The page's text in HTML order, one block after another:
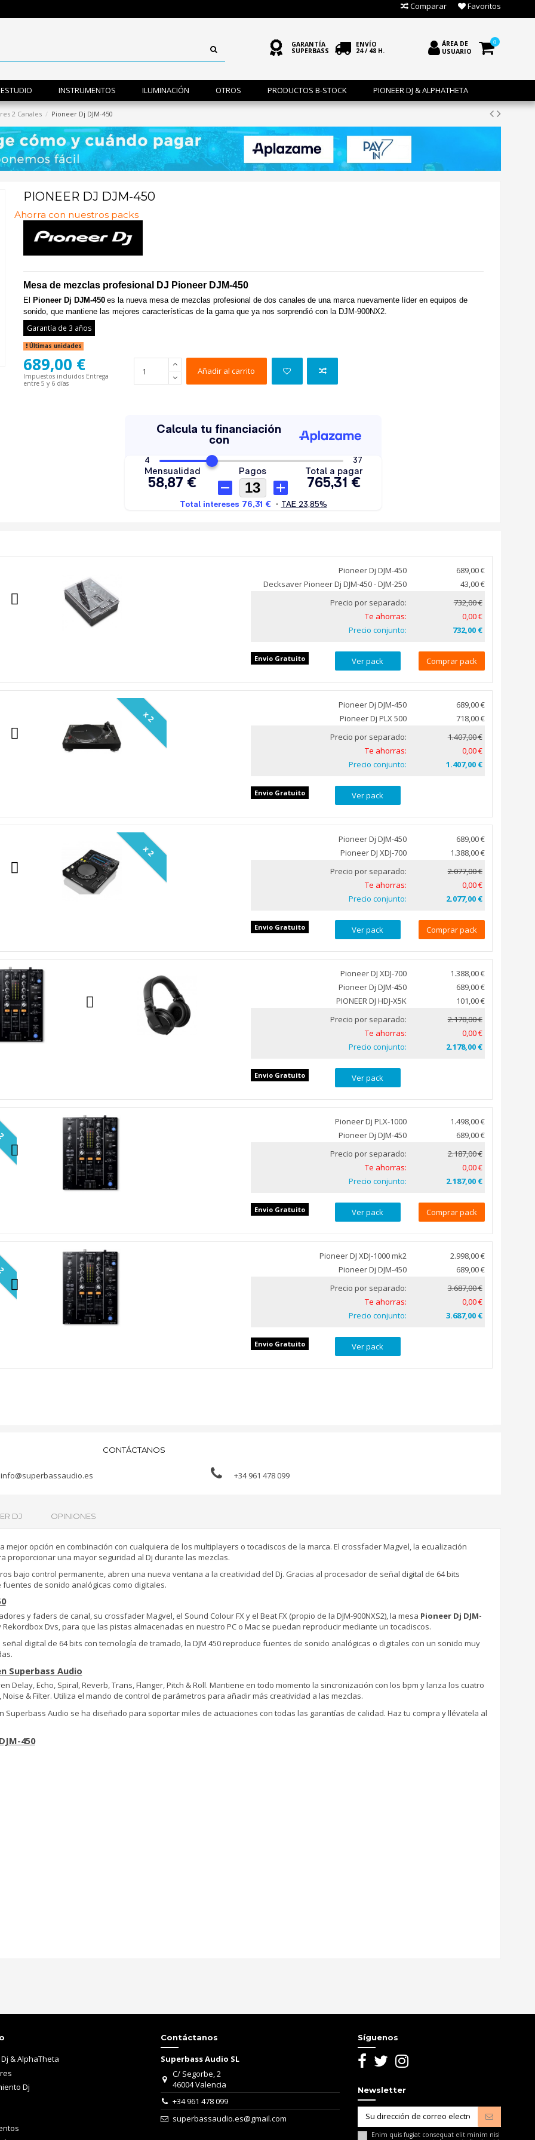
Comparar Favoritos
GARANTÍA
SUPERBASS
ENVÍO
24 / 48 H.
ÁREA DE
USUARIO
0
ESTUDIO INSTRUMENTOS ILUMINACIÓN OTROS PRODUCTOS B-STOCK PIONEER DJ & ALPHATHETA
2 Canales Pioneer Dj DJM-450
PIONEER DJ DJM-450
Ahorra con nuestros packs
Mesa de mezclas profesional DJ Pioneer DJM-450
El Pioneer Dj DJM-450 es la nueva mesa de mezclas profesional de dos canales de una marca nuevamente líder en equipos de
sonido, que mantiene las mejores características de la gama que ya nos sorprendió con la DJM-900NX2.
Garantía de 3 años
Últimas unidades
689,00 €
Impuestos incluidos Entrega
entre 5 y 6 días
Añadir al carrito
Pioneer Dj DJM-450
689,00 €
Decksaver Pioneer Dj DJM-450 - DJM-250
43,00 €
Precio por separado:
732,00 €
Te ahorras:
0,00 €
Precio conjunto:
732,00 €
Envio Gratuito Ver pack Comprar pack
x 2
Pioneer Dj DJM-450
689,00 €
Pioneer Dj PLX 500
718,00 €
Precio por separado:
1.407,00 €
Te ahorras:
0,00 €
Precio conjunto:
1.407,00 €
Envio Gratuito Ver pack
x 2
Pioneer Dj DJM-450
689,00 €
Pioneer DJ XDJ-700
1.388,00 €
Precio por separado:
2.077,00 €
Te ahorras:
0,00 €
Precio conjunto:
2.077,00 €
Envio Gratuito Ver pack Comprar pack
Pioneer DJ XDJ-700
1.388,00 €
Pioneer Dj DJM-450
689,00 €
PIONEER DJ HDJ-X5K
101,00 €
Precio por separado:
2.178,00 €
Te ahorras:
0,00 €
Precio conjunto:
2.178,00 €
Envio Gratuito Ver pack
Pioneer Dj PLX-1000
1.498,00 €
Pioneer Dj DJM-450
689,00 €
Precio por separado:
2.187,00 €
Te ahorras:
0,00 €
Precio conjunto:
2.187,00 €
Envio Gratuito Ver pack Comprar pack
Pioneer DJ XDJ-1000 mk2
2.998,00 €
Pioneer Dj DJM-450
689,00 €
Precio por separado:
3.687,00 €
Te ahorras:
0,00 €
Precio conjunto:
3.687,00 €
Envio Gratuito Ver pack
CONTÁCTANOS
info@superbassaudio.es +34 961 478 099
DJ OPINIONES
mejor opción en combinación con cualquiera de los multiplayers o tocadiscos de la marca. El crossfader Magvel, la ecualización
una mayor seguridad al Dj durante las mezclas.
bajo control permanente, abren una nueva ventana a la creatividad del Dj. Gracias al procesador de señal digital de 64 bits
de sonido analógicas como digitales.
y faders de canal, su crossfader Magvel, el Sound Colour FX y el Beat FX (propio de la DJM-900NXS2), la mesa Pioneer Dj DJM-
Dvs, para que las pistas almacenadas en nuestro PC o Mac se puedan reproducir mediante un tocadiscos.
digital de 64 bits con tecnología de tramado, la DJM 450 reproduce fuentes de sonido analógicas o digitales con un sonido muy
Superbass Audio
Delay, Echo, Spiral, Reverb, Trans, Flanger, Pitch & Roll. Mantiene en todo momento la sincronización con los bpm y lanza los cuatro
& Filter. Utiliza el mando de control de parámetros para añadir más creatividad a las mezclas.
Superbass Audio se ha diseñado para soportar miles de actuaciones con todas las garantías de calidad. Haz tu compra y llévatela al
450
como un referente para la industria, convirtiéndose en una compra ideal para una gran mayoría de DJs y profesionales del sector en todo
te garantizamos que obtendrás la información más detallada para cada caso.
a conseguir los deseos del usuario y, lo más importante, mejorar el rendimiento. Con estas metas de referencia, todos los equipos
de trabajo de algunos de los profesionales del audio más talentosos de todo el planeta.
de Djs, tanto a nivel de reproductores de CD con la serie CDJ, como para mezcladores de club como los DJM, y por su gama de
desarrolla nuevas series de controladores DJ todo-en-uno, como controladores para DJ Xdj totalmente autónomos.
& AlphaTheta
Dj
Contáctanos
Superbass Audio SL
C/ Segorbe, 2
46004 Valencia
+34 961 478 099
superbassaudio.es@gmail.com
Síguenos
Newsletter
Enim quis fugiat consequat elit minim nisi